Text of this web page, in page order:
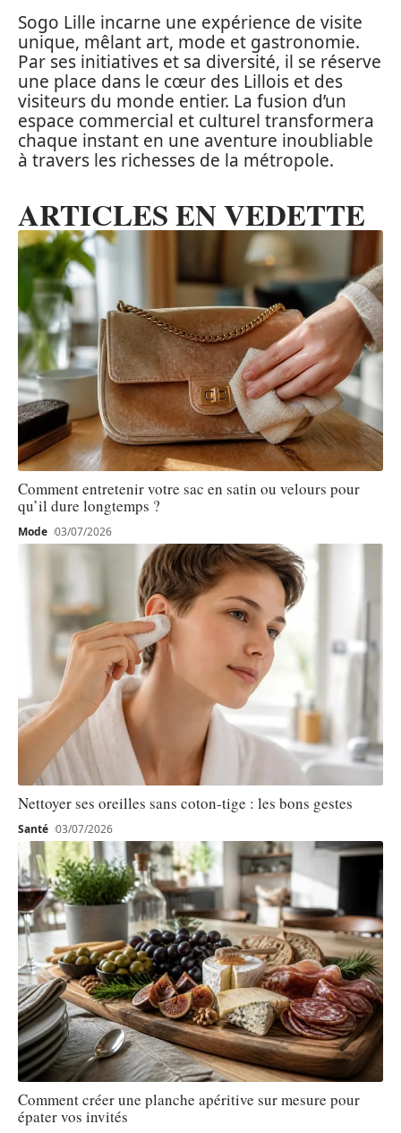
Sogo Lille incarne une expérience de visite
unique, mêlant art, mode et gastronomie.
Par ses initiatives et sa diversité, il se réserve
une place dans le cœur des Lillois et des
visiteurs du monde entier. La fusion d’un
espace commercial et culturel transformera
chaque instant en une aventure inoubliable
à travers les richesses de la métropole.
ARTICLES EN VEDETTE
Comment entretenir votre sac en satin ou velours pour
qu’il dure longtemps ?
Mode 03/07/2026
Nettoyer ses oreilles sans coton-tige : les bons gestes
Santé 03/07/2026
Comment créer une planche apéritive sur mesure pour
épater vos invités